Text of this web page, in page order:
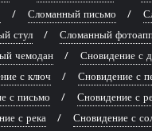
Сломанный письмо
стул
Сломанный
чемодан
Сновидение с
с ключ
Сновидение с
с письмо
Сновидение с
с река
Сновидение с